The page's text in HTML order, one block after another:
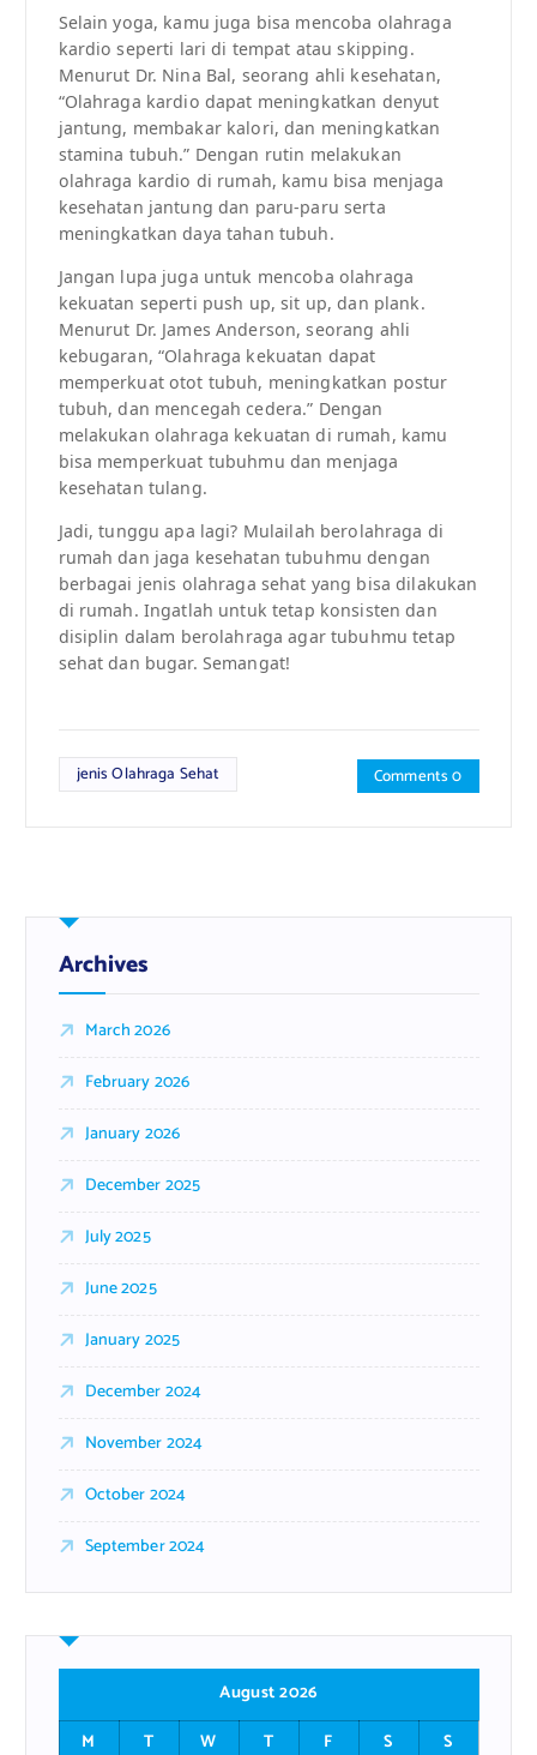
Selain yoga, kamu juga bisa mencoba olahraga
kardio seperti lari di tempat atau skipping.
Menurut Dr. Nina Bal, seorang ahli kesehatan,
“Olahraga kardio dapat meningkatkan denyut
jantung, membakar kalori, dan meningkatkan
stamina tubuh.” Dengan rutin melakukan
olahraga kardio di rumah, kamu bisa menjaga
kesehatan jantung dan paru-paru serta
meningkatkan daya tahan tubuh.
Jangan lupa juga untuk mencoba olahraga
kekuatan seperti push up, sit up, dan plank.
Menurut Dr. James Anderson, seorang ahli
kebugaran, “Olahraga kekuatan dapat
memperkuat otot tubuh, meningkatkan postur
tubuh, dan mencegah cedera.” Dengan
melakukan olahraga kekuatan di rumah, kamu
bisa memperkuat tubuhmu dan menjaga
kesehatan tulang.
Jadi, tunggu apa lagi? Mulailah berolahraga di
rumah dan jaga kesehatan tubuhmu dengan
berbagai jenis olahraga sehat yang bisa dilakukan
di rumah. Ingatlah untuk tetap konsisten dan
disiplin dalam berolahraga agar tubuhmu tetap
sehat dan bugar. Semangat!
jenis Olahraga Sehat Comments 0
Archives
March 2026
February 2026
January 2026
December 2025
July 2025
June 2025
January 2025
December 2024
November 2024
October 2024
September 2024
August 2026
M
T W T F S
S